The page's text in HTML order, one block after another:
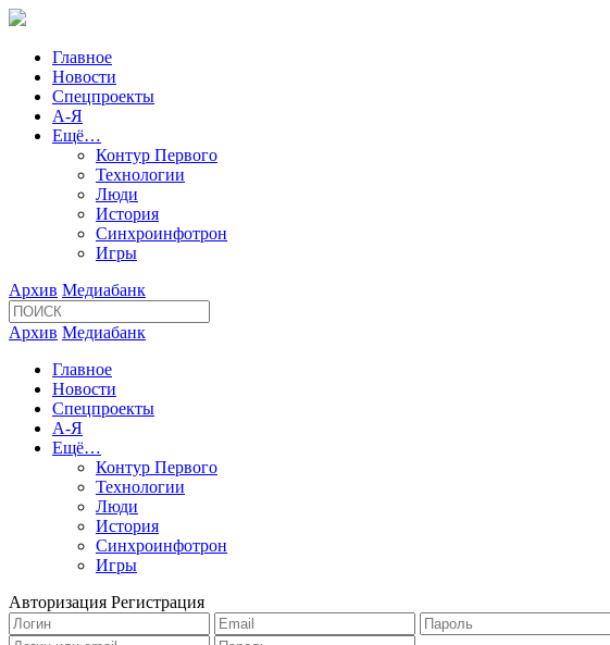
Главное
Новости
Спецпроекты
А-Я
Ещё…
Контур Первого
Технологии
Люди
История
Синхроинфотрон
Игры
Архив Медиабанк
Архив Медиабанк
Главное
Новости
Спецпроекты
А-Я
Ещё…
Контур Первого
Технологии
Люди
История
Синхроинфотрон
Игры
Авторизация Регистрация